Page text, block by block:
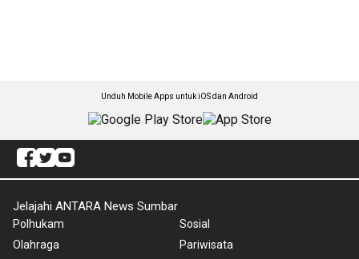
Unduh Mobile Apps untuk iOS dan Android
Jelajahi ANTARA News Sumbar
Polhukam
Olahraga
Sosial
Pariwisata